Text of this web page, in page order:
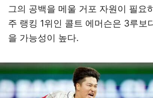
그의 공백을 메울 거포 자원이 필요
주 랭킹 1위인 콜트 에머슨은 3루보
을 가능성이 높다.